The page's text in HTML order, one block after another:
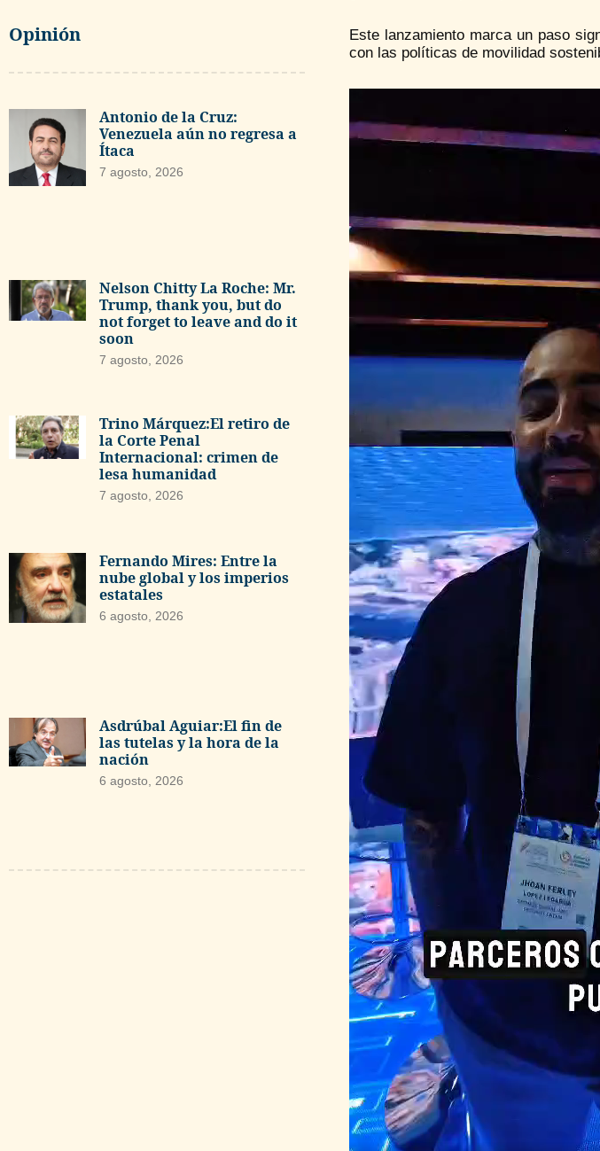
Opinión
Antonio de la Cruz:
Venezuela aún no regresa a
Ítaca
7 agosto, 2026
Nelson Chitty La Roche: Mr.
Trump, thank you, but do
not forget to leave and do it
soon
7 agosto, 2026
Trino Márquez:El retiro de
la Corte Penal
Internacional: crimen de
lesa humanidad
7 agosto, 2026
Fernando Mires: Entre la
nube global y los imperios
estatales
6 agosto, 2026
Asdrúbal Aguiar:El fin de
las tutelas y la hora de la
nación
6 agosto, 2026
Este lanzamiento marca un paso
con las políticas de movilidad